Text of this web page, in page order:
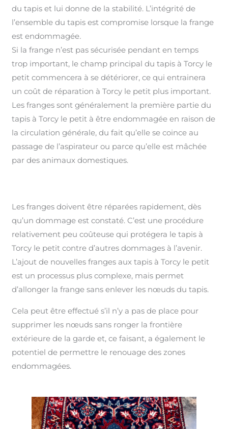
du tapis et lui donne de la stabilité. L’intégrité de
l’ensemble du tapis est compromise lorsque la frange
est endommagée.
Si la frange n’est pas sécurisée pendant en temps
trop important, le champ principal du tapis à Torcy le
petit commencera à se détériorer, ce qui entrainera
un coût de réparation à Torcy le petit plus important.
Les franges sont généralement la première partie du
tapis à Torcy le petit à être endommagée en raison de
la circulation générale, du fait qu’elle se coince au
passage de l’aspirateur ou parce qu’elle est mâchée
par des animaux domestiques.
Les franges doivent être réparées rapidement, dès
qu’un dommage est constaté. C’est une procédure
relativement peu coûteuse qui protégera le tapis à
Torcy le petit contre d’autres dommages à l’avenir.
L’ajout de nouvelles franges aux tapis à Torcy le petit
est un processus plus complexe, mais permet
d’allonger la frange sans enlever les nœuds du tapis.
Cela peut être effectué s’il n’y a pas de place pour
supprimer les nœuds sans ronger la frontière
extérieure de la garde et, ce faisant, a également le
potentiel de permettre le renouage des zones
endommagées.